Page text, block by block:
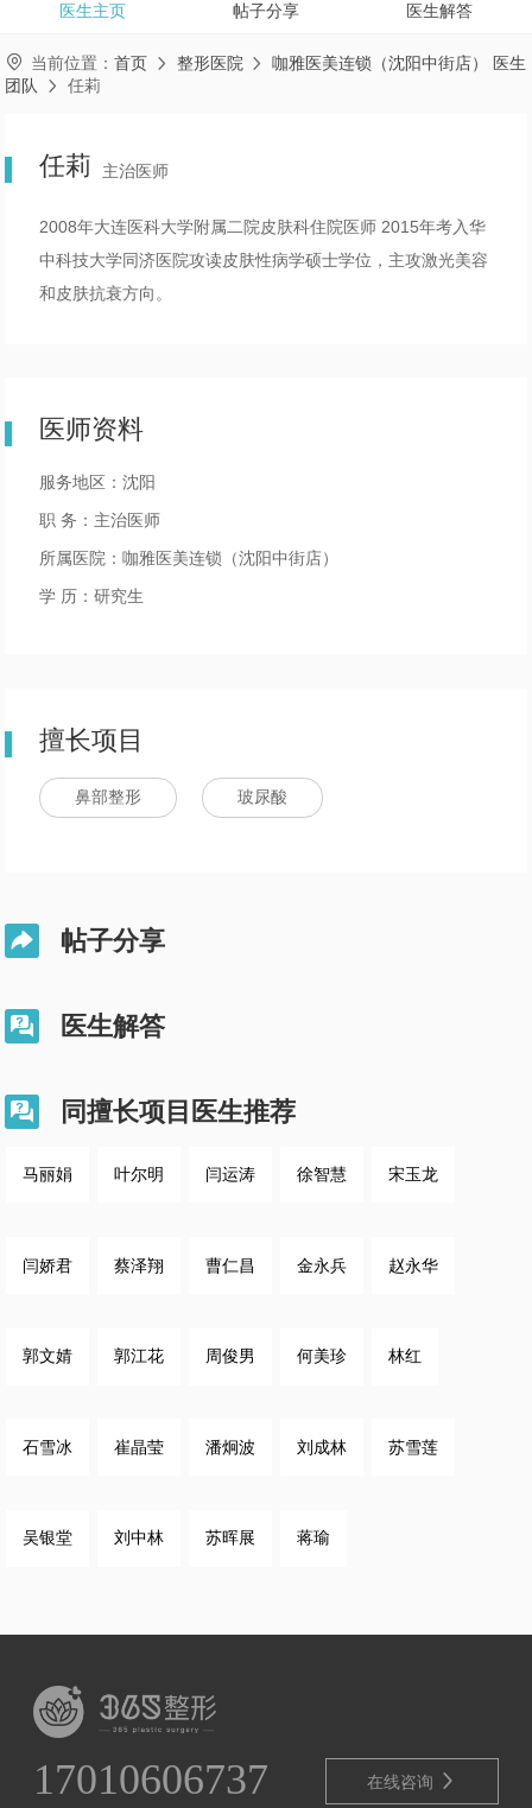
医生主页 帖子分享 医生解答
 当前位置：首页  整形医院 
咖雅医美连锁（沈阳中街店） 医生
团队
 任莉
任莉 主治医师
2008年大连医科大学附属二院皮肤科住院医师 2015年考入华
中科技大学同济医院攻读皮肤性病学硕士学位，主攻激光美容
和皮肤抗衰方向。
医师资料
服务地区：沈阳
职 务：主治医师
所属医院：咖雅医美连锁（沈阳中街店）
学 历：研究生
擅长项目
鼻部整形 玻尿酸
 帖子分享
 医生解答
 同擅长项目医生推荐
马丽娟 叶尔明 闫运涛 徐智慧 宋玉龙
闫娇君 蔡泽翔 曹仁昌 金永兵 赵永华
郭文婧 郭江花 周俊男 何美珍 林红
石雪冰 崔晶莹 潘炯波 刘成林 苏雪莲
吴银堂 刘中林 苏晖展 蒋瑜
17010606737 在线咨询 